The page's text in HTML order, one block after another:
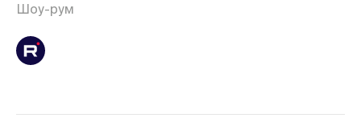
Шоу-рум